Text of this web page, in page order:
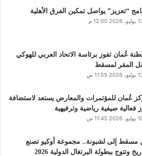
“تعزيز” يواصل تمكين الفرق الأهلية
2026 12:00 م
عُمان تفوز برئاسة الاتحاد العربي للهوكي
المقر لمسقط
2026 11:55 ص
عُمان للمؤتمرات والمعارض يستعد لاستضافة
فعالية صيفية رياضية وترفيهية
2026 11:45 ص
مسقط إلى لشبونة.. مجموعة أوكيو تصنع
وتتوج ببطولة البرتغال الدولية 2026